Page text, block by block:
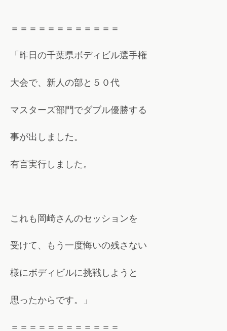
＝＝＝＝＝＝＝＝＝＝＝＝
「昨日の千葉県ボディビル選手権
大会で、新人の部と５０代
マスターズ部門でダブル優勝する
事が出しました。
有言実行しました。
これも岡崎さんのセッションを
受けて、 もう一度悔いの残さない
様にボディビルに挑戦しようと
思ったからです。」
＝＝＝＝＝＝＝＝＝＝＝＝